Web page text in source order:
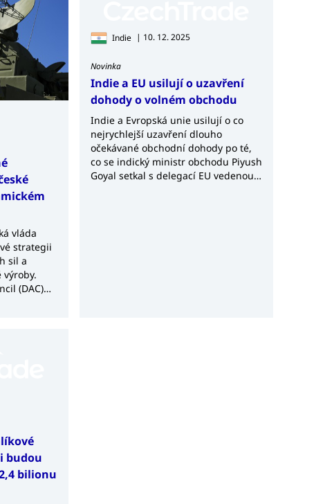
komunikaci podpořit také telefonicky.
lokálními pracovními silami, není problémem
zaměstnanci indických firem během získávání
aplikací Zoom nebo Skype. Obchodní
během nichž je možné např. odprezentovat
je zde samozřejmě možnost připravit osobní
nechat tyto partnery prověřit, zda proti nim není
vláda
strategii
sil a
(DAC)
Indie | 10. 12. 2025
Novinka
Indie a EU usilují o uzavření
dohody o volném obchodu
Indie a Evropská unie usilují o co
nejrychlejší uzavření dlouho
očekávané obchodní dohody po té,
co se indický ministr obchodu Piyush
Goyal setkal s delegací EU vedenou
budou
bilionu